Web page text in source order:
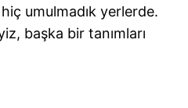
umulmadık yerlerde.
başka bir tanımları